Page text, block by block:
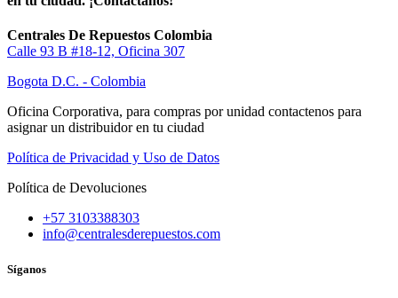
Centrales De Repuestos Colombia
Calle 93 B #18-12, Oficina 307
Bogota D.C. - Colombia
Oficina Corporativa, para compras por unidad contactenos para
asignar un distribuidor en tu ciudad
Política de Privacidad y Uso de Datos
Política de Devoluciones
+57 3103388303
info@centralesderepuestos.com
Síganos